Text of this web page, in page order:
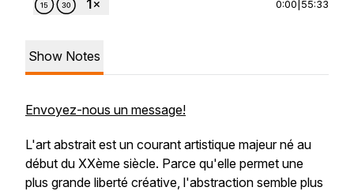
0:00 55:33
Show Notes
Envoyez-nous un message!
L'art abstrait est un courant artistique majeur né au
début du XXème siècle. Parce qu'elle permet une
plus grande liberté créative, l'abstraction semble plus